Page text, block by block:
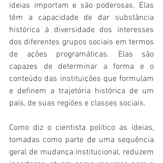
ideias importam e são poderosas. Elas
têm a capacidade de dar substância
histórica à diversidade dos interesses
dos diferentes grupos sociais em termos
de ações programáticas. Elas são
capazes de determinar a forma e o
conteúdo das instituições que formulam
e definem a trajetória histórica de um
país, de suas regiões e classes sociais.
Como diz o cientista político as ideias,
tomadas como parte de uma sequência
geral de mudança institucional, reduzem